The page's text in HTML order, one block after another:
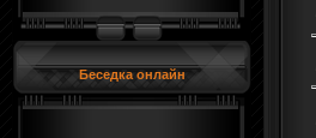
Беседка онлайн